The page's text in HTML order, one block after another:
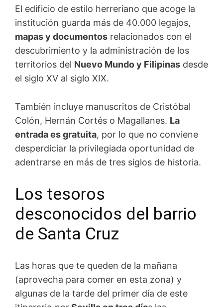
El edificio de estilo herreriano que acoge la
institución guarda más de 40.000 legajos,
mapas y documentos relacionados con el
descubrimiento y la administración de los
territorios del Nuevo Mundo y Filipinas desde
el siglo XV al siglo XIX.
También incluye manuscritos de Cristóbal
Colón, Hernán Cortés o Magallanes. La
entrada es gratuita, por lo que no conviene
desperdiciar la privilegiada oportunidad de
adentrarse en más de tres siglos de historia.
Los tesoros
desconocidos del barrio
de Santa Cruz
Las horas que te queden de la mañana
(aprovecha para comer en esta zona) y
algunas de la tarde del primer día de este